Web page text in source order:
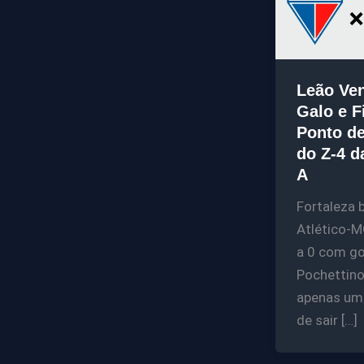
Leão
Galo e
Ponto
do Z-4
A
Fortaleza
Atlético-
a 0 com
apenas
de sair […]